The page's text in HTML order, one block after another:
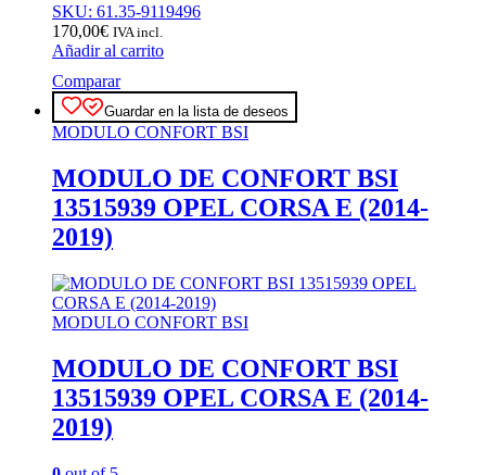
SKU: 61.35-9119496
170,00€ IVA incl.
Añadir al carrito
Comparar
Guardar en la lista de deseos
MODULO CONFORT BSI
MODULO DE CONFORT BSI
13515939 OPEL CORSA E (2014-
2019)
MODULO CONFORT BSI
MODULO DE CONFORT BSI
13515939 OPEL CORSA E (2014-
2019)